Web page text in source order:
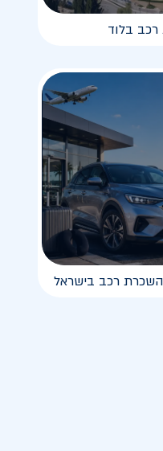
בלוד
רכב בישראל